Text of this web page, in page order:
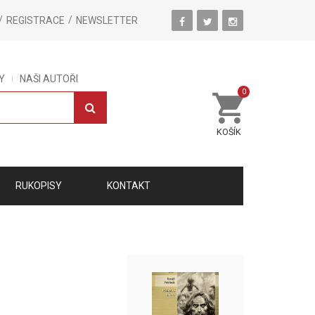
REGISTRACE NEWSLETTER
NAŠI AUTOŘI
KOŠÍK
0
RUKOPISY KONTAKT